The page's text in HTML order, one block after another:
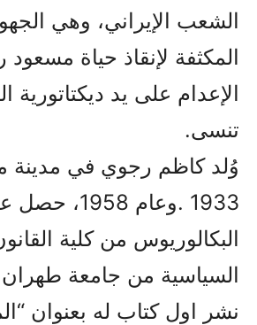
الشعب الإيراني، وهي
المكثفة لإنقاذ حياة
الإعدام على يد ديكتاتورية
تنسى.
وُلد كاظم رجوي في مدينة
1933 .وعام
البكالوريوس من كلية
السياسية من جامعة
نشر اول كتاب له بعنوان